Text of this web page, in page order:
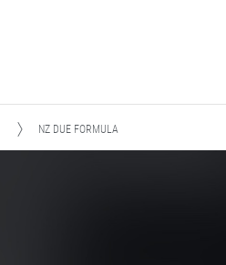
NZ DUE FORMULA